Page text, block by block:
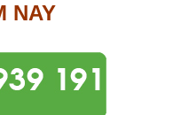
NAY